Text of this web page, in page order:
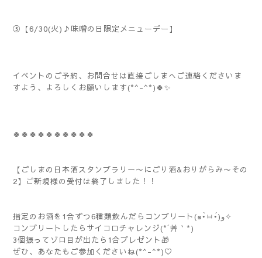
⑤【6/30(火)♪味噌の日限定メニューデー】
イベントのご予約、お問合せは直接ごしまへご連絡くださいま
すよう、よろしくお願いします(*^-^*)🍀✨️
🍀🍀🍀🍀🍀🍀🍀🍀🍀🍀
【ごしまの日本酒スタンプラリー〜にごり酒&おりがらみ〜その
2】ご新規様の受付は終了しました！！
指定のお酒を1合ずつ6種類飲んだらコンプリート(๑•̀ㅂ•́)و✧
コンプリートしたらサイコロチャレンジ(*´艸｀*)
3個振ってゾロ目が出たら1合プレゼント🎁
ぜひ、あなたもご参加くださいね(*^-^*)♡